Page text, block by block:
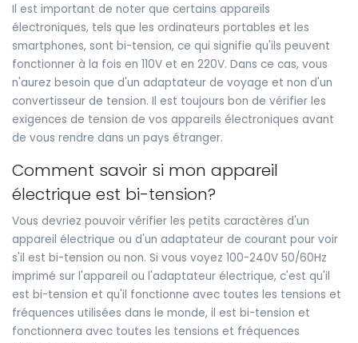
Il est important de noter que certains appareils
électroniques, tels que les ordinateurs portables et les
smartphones, sont bi-tension, ce qui signifie qu'ils peuvent
fonctionner à la fois en 110V et en 220V. Dans ce cas, vous
n'aurez besoin que d'un adaptateur de voyage et non d'un
convertisseur de tension. Il est toujours bon de vérifier les
exigences de tension de vos appareils électroniques avant
de vous rendre dans un pays étranger.
Comment savoir si mon appareil
électrique est bi-tension?
Vous devriez pouvoir vérifier les petits caractères d'un
appareil électrique ou d'un adaptateur de courant pour voir
s'il est bi-tension ou non. Si vous voyez 100-240V 50/60Hz
imprimé sur l'appareil ou l'adaptateur électrique, c'est qu'il
est bi-tension et qu'il fonctionne avec toutes les tensions et
fréquences utilisées dans le monde, il est bi-tension et
fonctionnera avec toutes les tensions et fréquences